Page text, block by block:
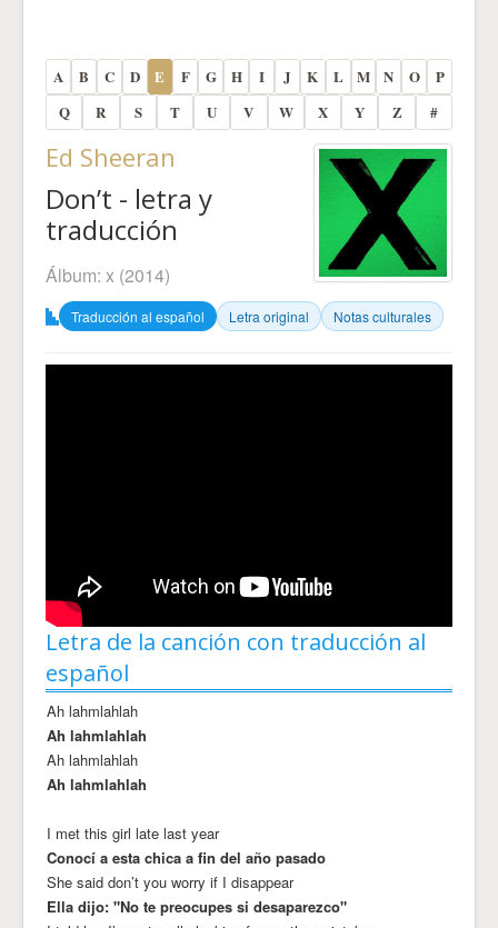
A B C D E F G H I J K L M N O
P
Q
R S T U V W X Y Z #
Ed Sheeran
Don’t - letra y
traducción
Álbum: x (2014)
Traducción al español Letra original Notas culturales
Letra de la canción con traducción al
español
Ah lahmlahlah
Ah lahmlahlah
Ah lahmlahlah
Ah lahmlahlah
I met this girl late last year
Conocí a esta chica a fin del año pasado
She said don’t you worry if I disappear
Ella dijo: "No te preocupes si desaparezco"